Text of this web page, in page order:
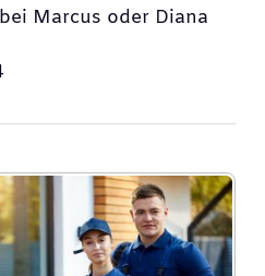
Marcus oder Diana